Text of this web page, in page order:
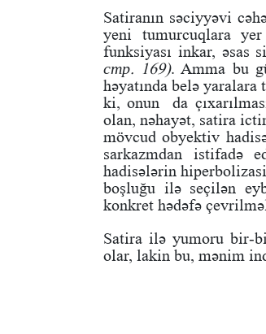
Satiranın səciyyəvi
yeni tumurcuqlara
funksiyası inkar, əsas
стр. 169). Amma bu
həyatında belə yaralara
ki, onun da
olan, nəhayət, satira
mövcud obyektiv
sarkazmdan istifadə
hadisələrin
boşluğu ilə seçilən
konkret hədəfə
Satira ilə yumoru bir-
olar, lakin bu, mənim